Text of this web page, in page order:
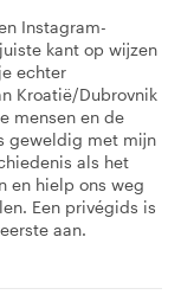
Instagram-
kant op wijzen
echter
Kroatië/Dubrovnik
mensen en de
geweldig met mijn
als het
en hielp ons weg
Een privégids is
aan.